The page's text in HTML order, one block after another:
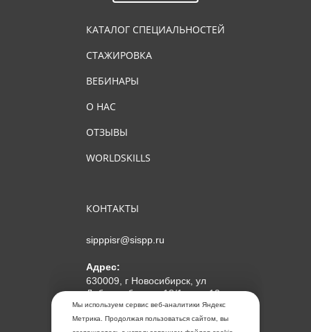
Мы используем сервис веб-аналитики Яндекс
Метрика. Продолжая пользоваться сайтом, вы
КАТАЛОГ СПЕЦИАЛЬНОСТЕЙ
СТАЖИРОВКА
ВЕБИНАРЫ
О НАС
ОТЗЫВЫ
WORLDSKILLS
КОНТАКТЫ
sipppisr@sispp.ru
Адрес:
630009, г Новосибирск, ул
Добролюбова, д 18/1, пом 12
АНО ДПО "МИПКП"